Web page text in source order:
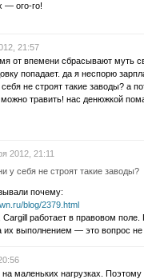
— ого-го!
21:57
от впемени сбрасывают муть
попадает. да я неспорю
не строят такие заводы? а
можно травить! нас денюжкой
2012, 21:11
у себя не строят такие заводы?
почему:
blog/2379.html
работает в правовом
их выполнением — это вопрос не
маленьких нагрузках.